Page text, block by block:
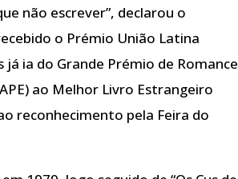
não escrever”, declarou o
o Prémio União Latina
ia do Grande Prémio de Romance
ao Melhor Livro Estrangeiro
reconhecimento pela Feira do